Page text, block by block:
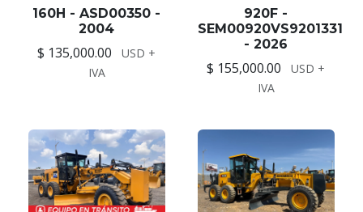
160H - ASD00350 -
2004
$ 135,000.00
USD +
IVA
920F -
SEM00920VS9201331
- 2026
$ 155,000.00
USD +
IVA